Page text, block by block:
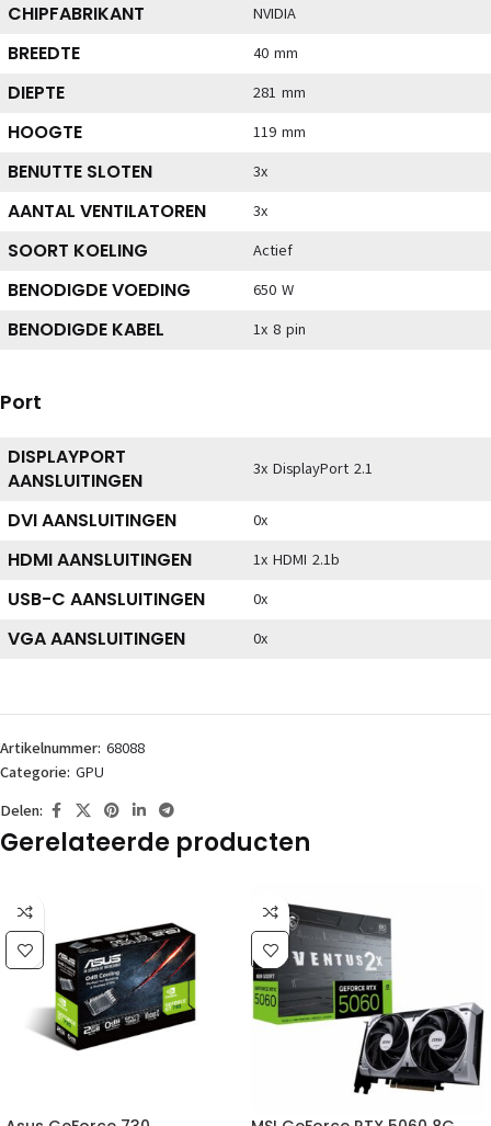
CHIPFABRIKANT NVIDIA
BREEDTE 40 mm
DIEPTE 281 mm
HOOGTE 119 mm
BENUTTE SLOTEN 3x
AANTAL VENTILATOREN 3x
SOORT KOELING Actief
BENODIGDE VOEDING 650 W
BENODIGDE KABEL 1x 8 pin
Port
DISPLAYPORT
AANSLUITINGEN
3x DisplayPort 2.1
DVI AANSLUITINGEN 0x
HDMI AANSLUITINGEN 1x HDMI 2.1b
USB-C AANSLUITINGEN 0x
VGA AANSLUITINGEN 0x
Artikelnummer: 68088
Categorie: GPU
Delen:
Gerelateerde producten